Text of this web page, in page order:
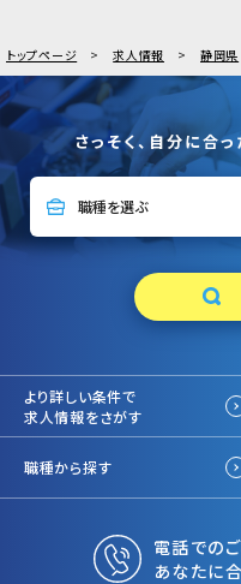
トップページ 求人情報 静岡県
さっそく、自分に合
より詳しい条件で
求人情報をさがす
職種から探す
電話での
あなたに